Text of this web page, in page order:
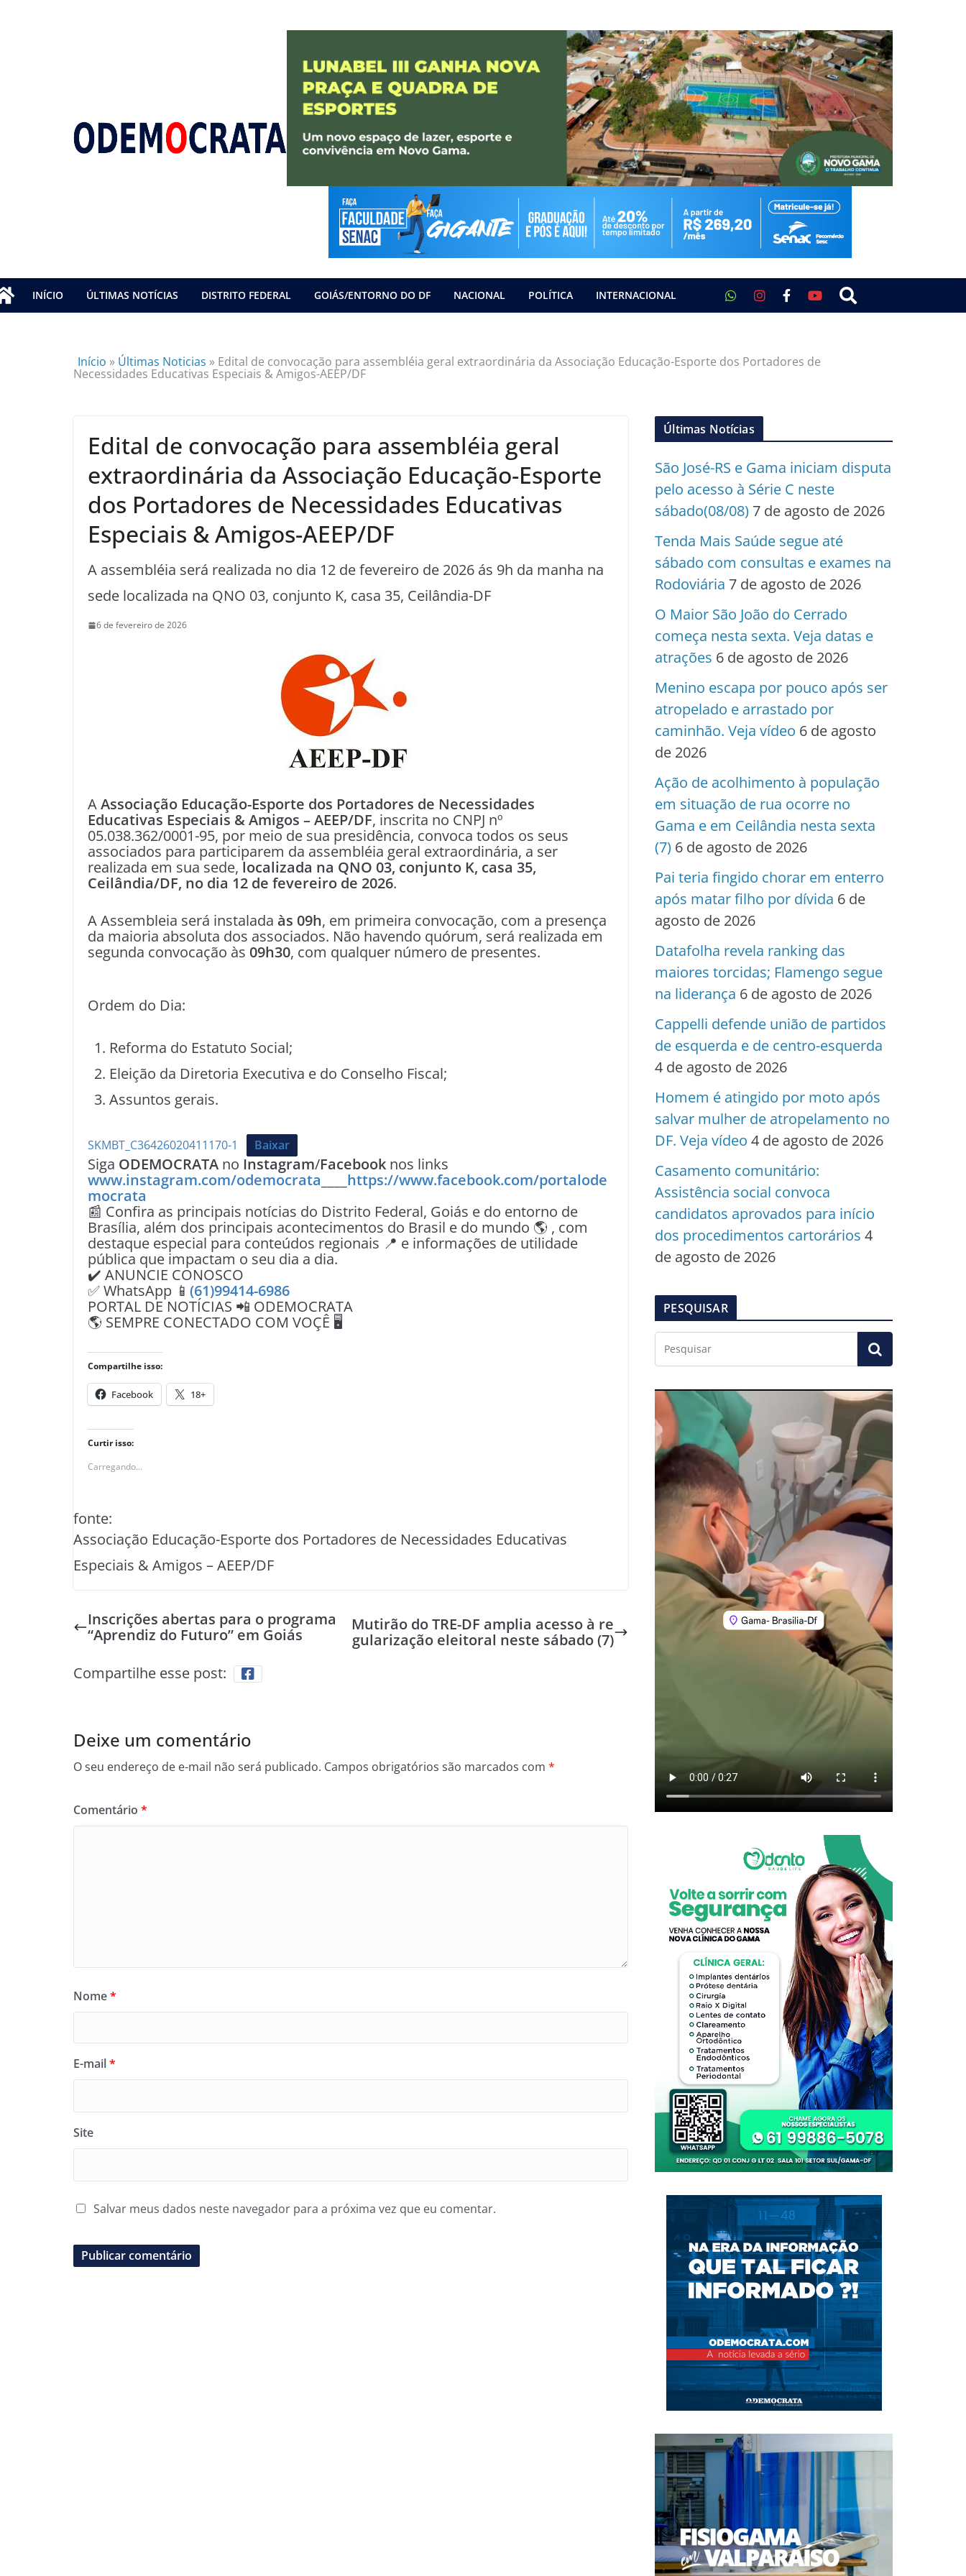
INÍCIO ÚLTIMAS NOTÍCIAS DISTRITO FEDERAL GOIÁS/ENTORNO DO DF NACIONAL POLÍTICA INTERNACIONAL
Início » Últimas Noticias » Edital de convocação para assembléia geral extraordinária da Associação Educação-Esporte dos Portadores de
Necessidades Educativas Especiais & Amigos-AEEP/DF
Edital de convocação para assembléia geral
extraordinária da Associação Educação-Esporte
dos Portadores de Necessidades Educativas
Especiais & Amigos-AEEP/DF
A assembléia será realizada no dia 12 de fevereiro de 2026 ás 9h da manha na
sede localizada na QNO 03, conjunto K, casa 35, Ceilândia-DF
6 de fevereiro de 2026
AAssociação Educação-Esporte dos Portadores de Necessidades
Educativas Especiais & Amigos – AEEP/DF, inscrita no CNPJ nº
05.038.362/0001-95, por meio de sua presidência, convoca todos os seus
associados para participarem da assembléia geral extraordinária, a ser
realizada em sua sede, localizada na QNO 03, conjunto K, casa 35,
Ceilândia/DF, no dia 12 de fevereiro de 2026.
A Assembleia será instalada às 09h, em primeira convocação, com a presença
da maioria absoluta dos associados. Não havendo quórum, será realizada em
segunda convocação às 09h30, com qualquer número de presentes.
Ordem do Dia:
Reforma do Estatuto Social;
Eleição da Diretoria Executiva e do Conselho Fiscal;
Assuntos gerais.
SKMBT_C36426020411170-1 Baixar
Siga ODEMOCRATA no Instagram/Facebook nos links
www.instagram.com/odemocrata
https://www.facebook.com/portalode
mocrata
📰 Confira as principais notícias do Distrito Federal, Goiás e do entorno de
Brasília, além dos principais acontecimentos do Brasil e do mundo 🌎 , com
destaque especial para conteúdos regionais 📍 e informações de utilidade
pública que impactam o seu dia a dia.
✔️ ANUNCIE CONOSCO
✅ WhatsApp 📱 (61)99414-6986
PORTAL DE NOTÍCIAS 📲 ODEMOCRATA
🌎 SEMPRE CONECTADO COM VOÇÊ 🖥️
Compartilhe isso:
Facebook 18+
Curtir isso:
Carregando...
fonte:
Associação Educação-Esporte dos Portadores de Necessidades Educativas
Especiais & Amigos – AEEP/DF
Inscrições abertas para o programa
“Aprendiz do Futuro” em Goiás
Mutirão do TRE-DF amplia acesso à re
gularização eleitoral neste sábado (7)
Compartilhe esse post:
Deixe um comentário
O seu endereço de e-mail não será publicado. Campos obrigatórios são marcados com *
Comentário *
Nome*
E-mail*
Site
Salvar meus dados neste navegador para a próxima vez que eu comentar.
Últimas Notícias
São José-RS e Gama iniciam disputa
pelo acesso à Série C neste
sábado(08/08) 7 de agosto de 2026
Tenda Mais Saúde segue até
sábado com consultas e exames na
Rodoviária 7 de agosto de 2026
O Maior São João do Cerrado
começa nesta sexta. Veja datas e
atrações 6 de agosto de 2026
Menino escapa por pouco após ser
atropelado e arrastado por
caminhão. Veja vídeo 6 de agosto
de 2026
Ação de acolhimento à população
em situação de rua ocorre no
Gama e em Ceilândia nesta sexta
(7) 6 de agosto de 2026
Pai teria fingido chorar em enterro
após matar filho por dívida 6 de
agosto de 2026
Datafolha revela ranking das
maiores torcidas; Flamengo segue
na liderança 6 de agosto de 2026
Cappelli defende união de partidos
de esquerda e de centro-esquerda
4 de agosto de 2026
Homem é atingido por moto após
salvar mulher de atropelamento no
DF. Veja vídeo 4 de agosto de 2026
Casamento comunitário:
Assistência social convoca
candidatos aprovados para início
dos procedimentos cartorários 4
de agosto de 2026
PESQUISAR